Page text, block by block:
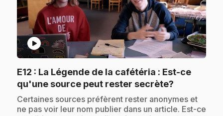
play_circle
E12 : La Légende de la cafétéria : Est-ce
qu'une source peut rester secrète?
.Certaines sources préfèrent rester anonymes et
ne pas voir leur nom publier dans un article. Est-ce